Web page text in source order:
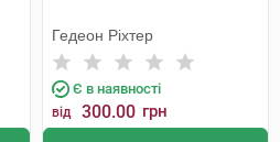
Гедеон Ріхтер
Є в наявності
від 300.00 грн